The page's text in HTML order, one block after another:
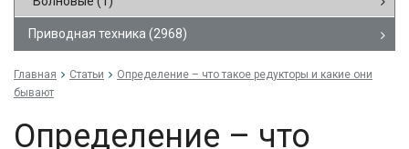
Приводная техника (2968)
Главная Статьи
Определение – что такое редукторы и какие они
бывают
Определение – что